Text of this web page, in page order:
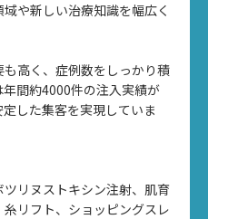
や新しい治療知識を幅広く
高く、症例数をしっかり積
間約4000件の注入実績が
した集客を実現していま
リヌストキシン注射、肌育
リフト、ショッピングスレ